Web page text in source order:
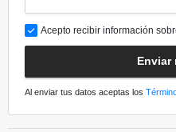
Acepto recibir información
Enviar
Al enviar tus datos aceptas los